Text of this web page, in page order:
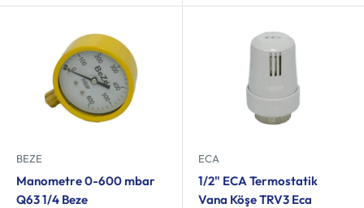
BEZE
Manometre 0-600 mbar
Q63 1/4 Beze
ECA
1/2" ECA Termostatik
Vana Köşe TRV3 Eca